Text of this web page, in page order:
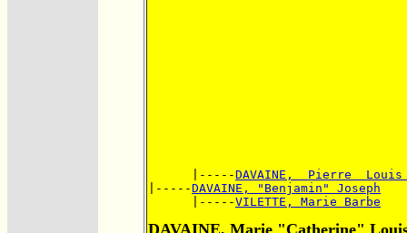
      |-----
DAVAINE,  Pierre  Louis
|-----DAVAINE, "Benjamin" Joseph
      |-----
VILETTE, Marie Barbe
DAVAINE, Marie "Catherine"